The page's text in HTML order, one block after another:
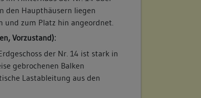
den Haupthäusern liegen
und zum Platz hin angeordnet.
Vorzustand):
der Nr. 14 ist stark in
gebrochenen Balken
Lastableitung aus den